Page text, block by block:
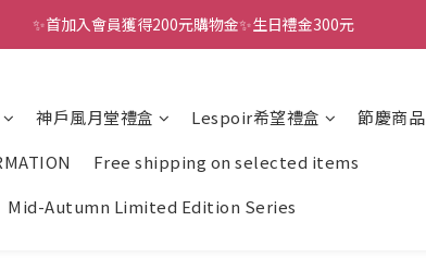
全館滿千免運
✨首加入會員獲得200元購物金✨生日禮金300元
神戶風月堂禮盒 Lespoir希望禮盒 節慶商品
Free shipping on selected items
Mid-Autumn Limited Edition Series